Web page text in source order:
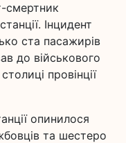
смертник
Інцидент
ста пасажирів
до військового
провінції
опинилося
та шестеро